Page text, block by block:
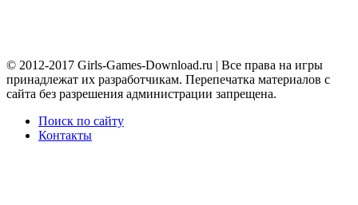
© 2012-2017 Girls-Games-Download.ru | Все права на игры
принадлежат их разработчикам. Перепечатка материалов с
сайта без разрешения администрации запрещена.
Поиск по сайту
Контакты